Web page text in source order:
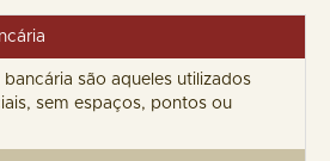
são aqueles utilizados
sem espaços, pontos ou